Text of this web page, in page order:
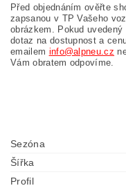
Před objednáním ověřte
zapsanou v TP Vašeho
obrázkem. Pokud
dotaz na dostupnost a
emailem info@alpneu.cz
Vám obratem odpovíme.
Sezóna
Šířka
Profil